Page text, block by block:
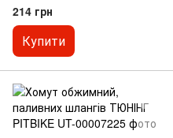
214 грн
Купити